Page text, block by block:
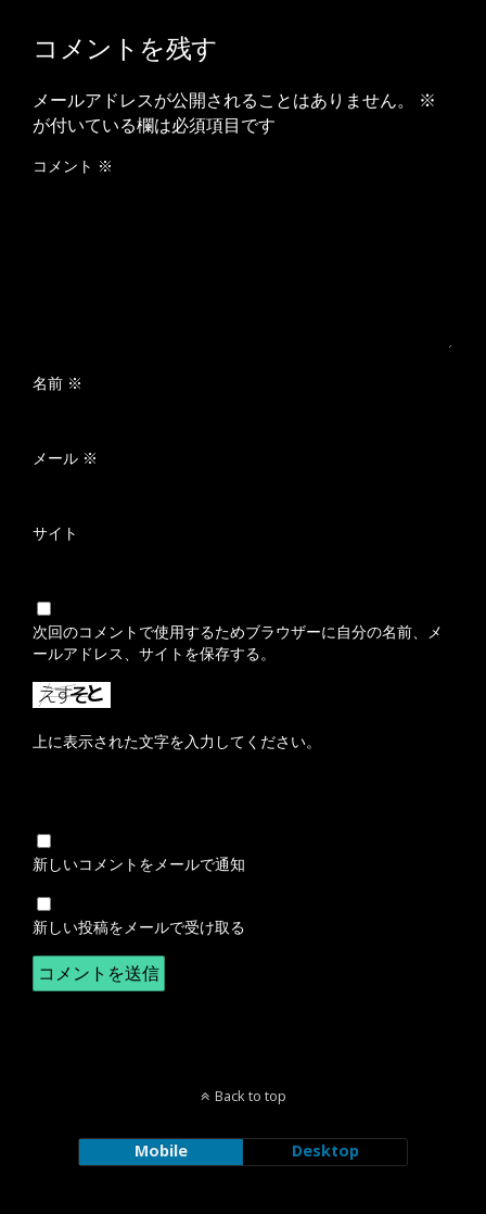
コメントを残す
メールアドレスが公開されることはありません。
※
が付いている欄は必須項目です
コメント ※
名前 ※
メール ※
サイト
次回のコメントで使用するためブラウザーに自分の名前、メ
ールアドレス、サイトを保存する。
上に表示された文字を入力してください。
新しいコメントをメールで通知
新しい投稿をメールで受け取る
Back to top
Mobile Desktop